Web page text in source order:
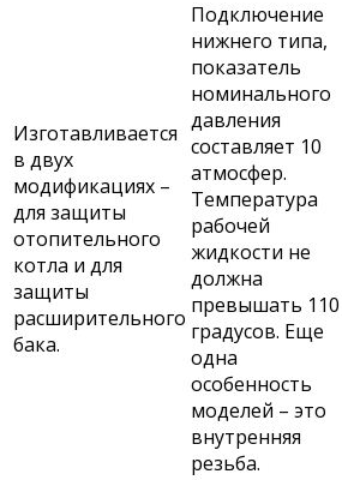
Изготавливается
в двух
модификациях –
для защиты
отопительного
котла и для
защиты
расширительного
бака.
Подключение
нижнего типа,
показатель
номинального
давления
составляет 10
атмосфер.
Температура
рабочей
жидкости не
должна
превышать 110
градусов. Еще
одна
особенность
моделей – это
внутренняя
резьба.